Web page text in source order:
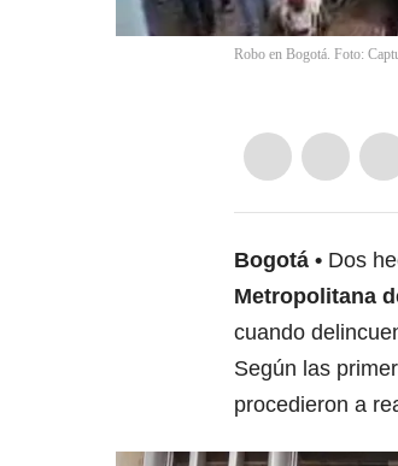
Robo en Bogotá. Foto:
Bogotá Dos
Metropolitana
cuando
Según las
procedieron a